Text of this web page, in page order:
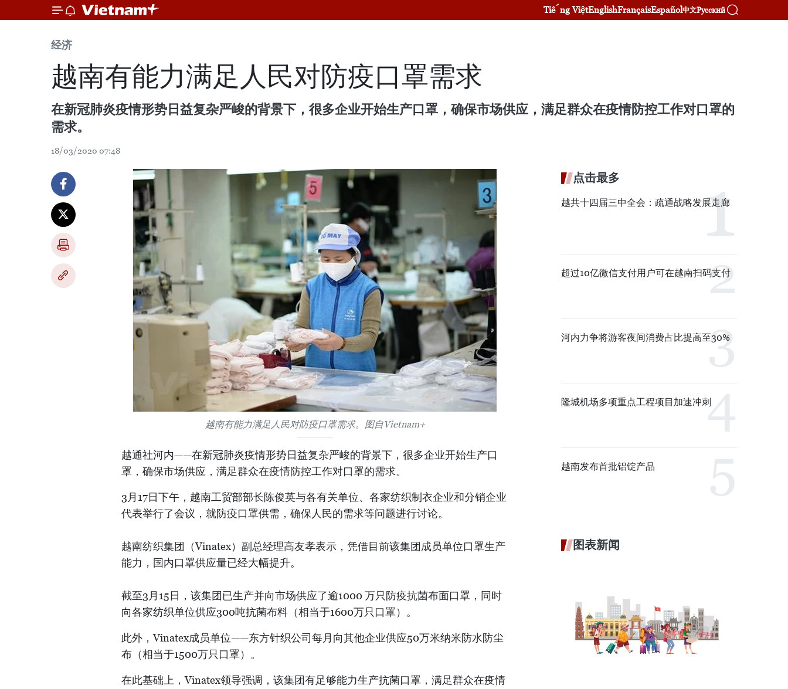
Tiếng ViệtEnglishFrançaisEspañol中文Русский
经济
越南有能力满足人民对防疫口罩需求
在新冠肺炎疫情形势日益复杂严峻的背景下，很多企业开始生产口罩，确保市场供应，满足群众在疫情防控工作对口罩的
需求。
18/03/2020 07:48
越南有能力满足人民对防疫口罩需求。图自Vietnam+
越通社河内——在新冠肺炎疫情形势日益复杂严峻的背景下，很多企业开始生产口
罩，确保市场供应，满足群众在疫情防控工作对口罩的需求。
3月17日下午，越南工贸部部长陈俊英与各有关单位、各家纺织制衣企业和分销企业
代表举行了会议，就防疫口罩供需，确保人民的需求等问题进行讨论。
越南纺织集团（Vinatex）副总经理高友孝表示，凭借目前该集团成员单位口罩生产
能力，国内口罩供应量已经大幅提升。
截至3月15日，该集团已生产并向市场供应了逾1000 万只防疫抗菌布面口罩，同时
向各家纺织单位供应300吨抗菌布料（相当于1600万只口罩）。
此外，Vinatex成员单位——东方针织公司每月向其他企业供应50万米纳米防水防尘
布（相当于1500万只口罩）。
在此基础上，Vinatex领导强调，该集团有足够能力生产抗菌口罩，满足群众在疫情
点击最多
越共十四届三中全会：疏通战略发展走廊
超过10亿微信支付用户可在越南扫码支付
河内力争将游客夜间消费占比提高至30%
隆城机场多项重点工程项目加速冲刺
越南发布首批铝锭产品
图表新闻